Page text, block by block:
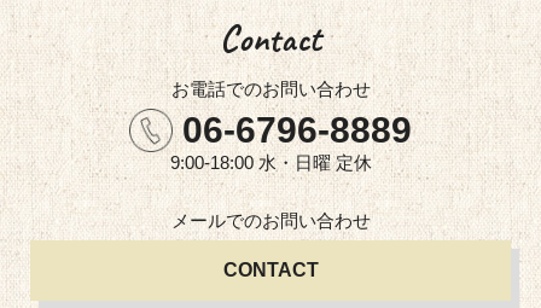
Contact
お電話でのお問い合わせ
06-6796-8889
9:00-18:00 水・日曜 定休
メールでのお問い合わせ
CONTACT